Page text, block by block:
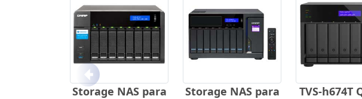
Storage NAS para
Storage NAS para
TVS-h674T
Anterior